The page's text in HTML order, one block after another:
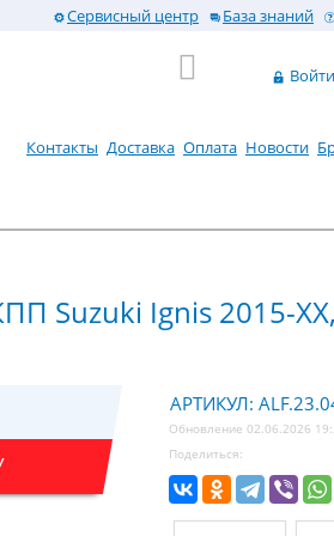
Сервисный центр База знаний
Войти
Контакты Доставка Оплата Новости
Suzuki Ignis 2015-
АРТИКУЛ:
Обновление 02.06.2026
Поделиться: